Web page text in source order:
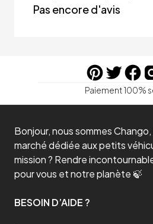
Pas encore d'avis
Paiement 100%
Bonjour, nous sommes
marché dédiée aux petits
mission ? Rendre
pour vous et notre planète 🍃
BESOIN D’AIDE ?